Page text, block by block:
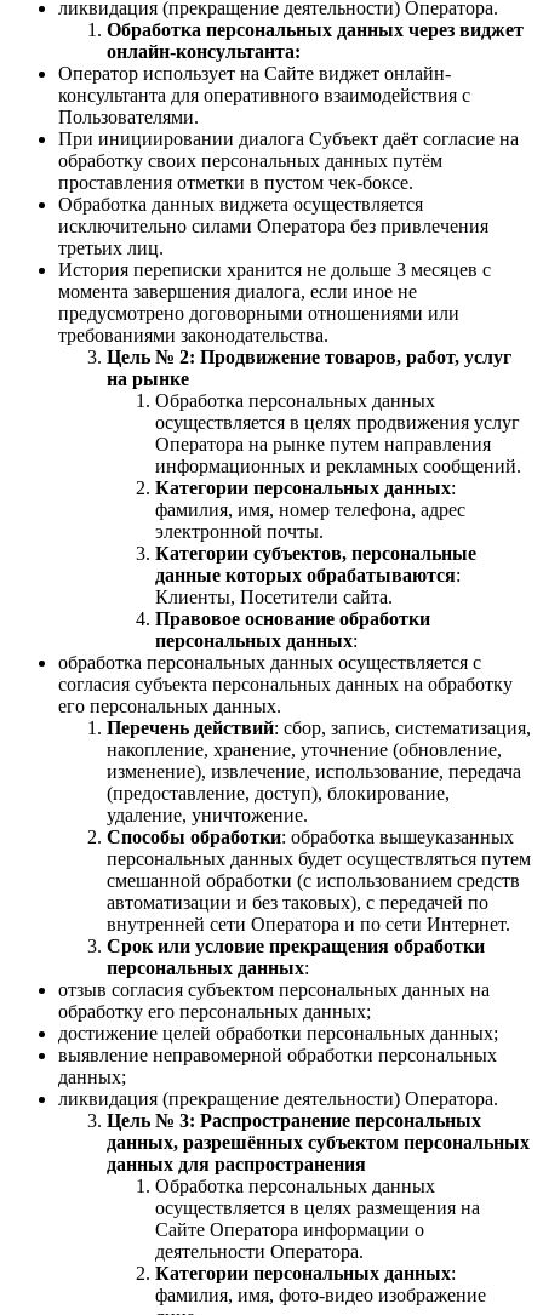
ликвидация (прекращение деятельности) Оператора.
Обработка персональных данных через виджет
онлайн-консультанта:
Оператор использует на Сайте виджет онлайн-
консультанта для оперативного взаимодействия с
Пользователями.
При инициировании диалога Субъект даёт согласие на
обработку своих персональных данных путём
проставления отметки в пустом чек-боксе.
Обработка данных виджета осуществляется
исключительно силами Оператора без привлечения
третьих лиц.
История переписки хранится не дольше 3 месяцев с
момента завершения диалога, если иное не
предусмотрено договорными отношениями или
требованиями законодательства.
Цель № 2: Продвижение товаров, работ, услуг
на рынке
Обработка персональных данных
осуществляется в целях продвижения услуг
Оператора на рынке путем направления
информационных и рекламных сообщений.
Категории персональных данных:
фамилия, имя, номер телефона, адрес
электронной почты.
Категории субъектов, персональные
данные которых обрабатываются:
Клиенты, Посетители сайта.
Правовое основание обработки
персональных данных:
обработка персональных данных осуществляется с
согласия субъекта персональных данных на обработку
его персональных данных.
Перечень действий: сбор, запись, систематизация,
накопление, хранение, уточнение (обновление,
изменение), извлечение, использование, передача
(предоставление, доступ), блокирование,
удаление, уничтожение.
Способы обработки: обработка вышеуказанных
персональных данных будет осуществляться путем
смешанной обработки (с использованием средств
автоматизации и без таковых), с передачей по
внутренней сети Оператора и по сети Интернет.
Срок или условие прекращения обработки
персональных данных:
отзыв согласия субъектом персональных данных на
обработку его персональных данных;
достижение целей обработки персональных данных;
выявление неправомерной обработки персональных
данных;
ликвидация (прекращение деятельности) Оператора.
Цель № 3: Распространение персональных
данных, разрешённых субъектом персональных
данных для распространения
Обработка персональных данных
осуществляется в целях размещения на
Сайте Оператора информации о
деятельности Оператора.
Категории персональных данных:
фамилия, имя, фото-видео изображение